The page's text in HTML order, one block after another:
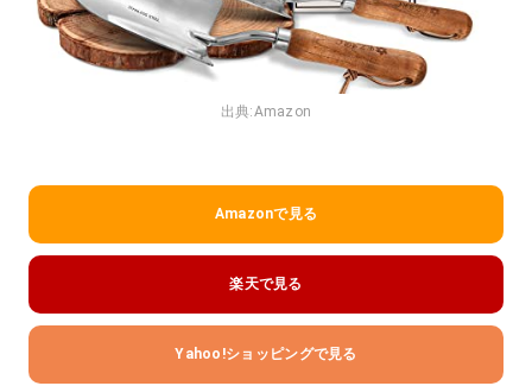
出典:Amazon
Amazonで見る
楽天で見る
Yahoo!ショッピングで見る